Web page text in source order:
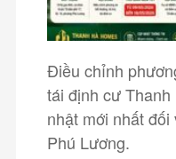
Điều chỉnh
tái định cư
nhật mới nhất
Phú Lương.